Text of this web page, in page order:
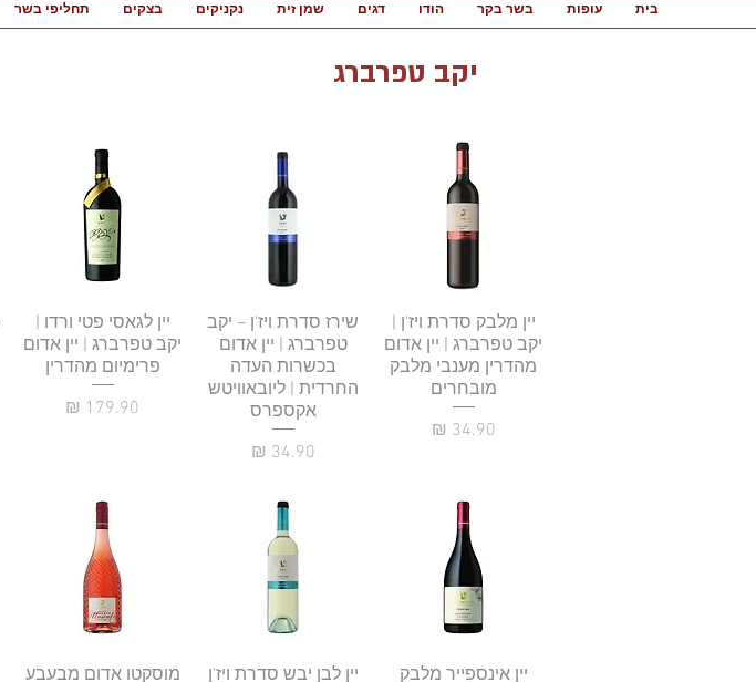
תחליפי בשר בצקים נקניקים שמן זית דגים הודו בשר בקר עופות בית
יקב טפרברג
תצוגה מהירה
יין מלבק סדרת ויז'ן |
יקב טפרברג | יין אדום
מהדרין מענבי מלבק
מובחרים
מחיר
תצוגה מהירה
שירז סדרת ויז'ן – יקב
טפרברג | יין אדום
בכשרות העדה
החרדית | ליובאוויטש
אקספרס
מחיר
תצוגה מהירה
יין לגאסי פטי ורדו |
יקב טפרברג | יין אדום
פרימיום מהדרין
מחיר
תצוגה מהירה
יין אינספייר מלבק
תצוגה מהירה
יין לבן יבש סדרת ויז'ן
תצוגה מהירה
מוסקטו אדום מבעבע